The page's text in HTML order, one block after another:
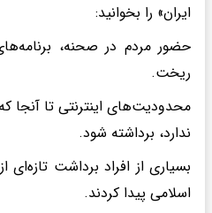
ایران» را بخوانید:
حضور مردم در صحنه،
ریخت.‌
محدودیت‌های اینترنتی تا آنجا
ندارد، برداشته شود.‌
بسیاری از افراد برداشت
اسلامی پیدا کردند.‌